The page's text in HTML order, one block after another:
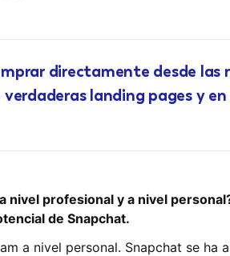
directamente desde las
landing pages y
nivel profesional y a nivel
de Snapchat.
a nivel personal. Snapchat se ha